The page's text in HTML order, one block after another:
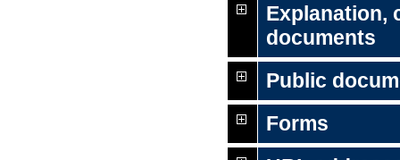
Explanation,
documents
Public
Forms